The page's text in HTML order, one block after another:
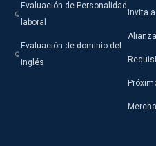
Evaluación de Personalidad
laboral
Evaluación de dominio del
inglés
Invita